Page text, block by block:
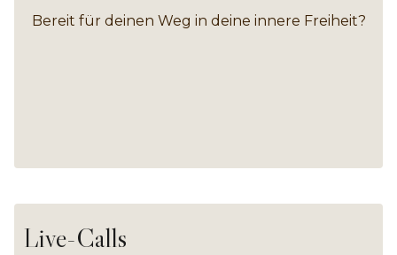
Bereit für deinen Weg in deine innere Freiheit?
Live-Calls